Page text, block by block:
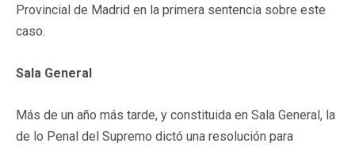
Provincial de Madrid en la primera sentencia sobre este
caso.
Sala General
Más de un año más tarde, y constituida en Sala General, la
de lo Penal del Supremo dictó una resolución para